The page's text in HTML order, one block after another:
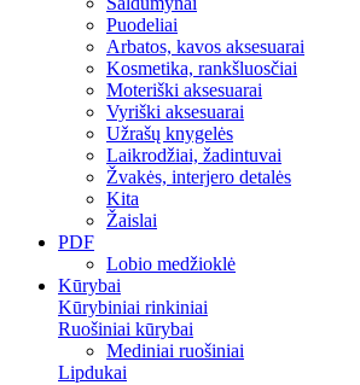
Puodeliai
Arbatos, kavos aksesuarai
Kosmetika, rankšluosčiai
Moteriški aksesuarai
Vyriški aksesuarai
Užrašų knygelės
Laikrodžiai, žadintuvai
Žvakės, interjero detalės
Kita
Žaislai
PDF
Lobio medžioklė
Kūrybai
Kūrybiniai rinkiniai
Ruošiniai kūrybai
Mediniai ruošiniai
Lipdukai